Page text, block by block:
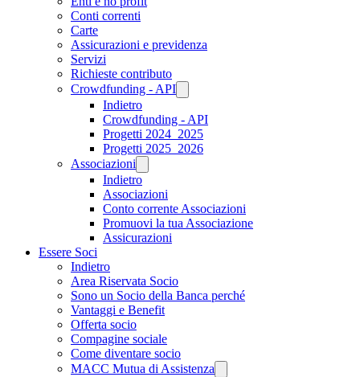
Conti correnti
Carte
Assicurazioni e previdenza
Servizi
Richieste contributo
Crowdfunding - API
Indietro
Crowdfunding - API
Progetti 2024_2025
Progetti 2025_2026
Associazioni
Indietro
Associazioni
Conto corrente Associazioni
Promuovi la tua Associazione
Assicurazioni
Essere Soci
Indietro
Area Riservata Socio
Sono un Socio della Banca perché
Vantaggi e Benefit
Offerta socio
Compagine sociale
Come diventare socio
MACC Mutua di Assistenza